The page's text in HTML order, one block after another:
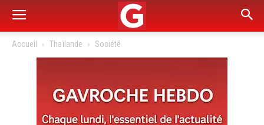
Accueil Thaïlande Société